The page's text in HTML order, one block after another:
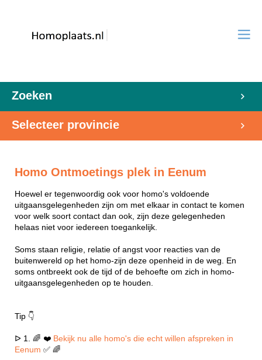
Zoeken
Selecteer provincie
Homo Ontmoetings plek in Eenum
Hoewel er tegenwoordig ook voor homo's voldoende
uitgaansgelegenheden zijn om met elkaar in contact te komen
voor welk soort contact dan ook, zijn deze gelegenheden
helaas niet voor iedereen toegankelijk.
Soms staan religie, relatie of angst voor reacties van de
buitenwereld op het homo-zijn deze openheid in de weg. En
soms ontbreekt ook de tijd of de behoefte om zich in homo-
uitgaansgelegenheden op te houden.
Tip 👇
ᐅ 1. 🌈 ❤️ Bekijk nu alle homo's die echt willen afspreken in
Eenum ✅ 🌈